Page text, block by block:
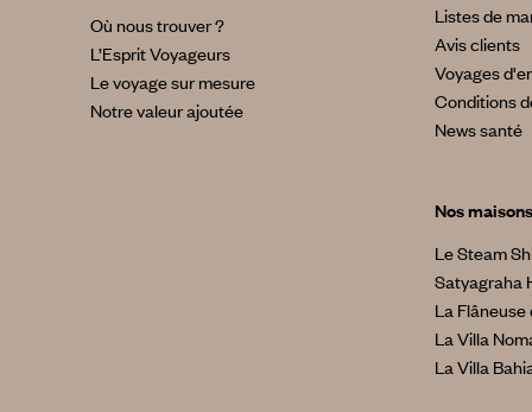
Où nous trouver ?
L’Esprit Voyageurs
Le voyage sur mesure
Notre valeur ajoutée
Listes de
Avis clients
Voyages
Conditions
News santé
Nos maisons
Le Steam
Satyagraha
La Flâneuse
La Villa
La Villa